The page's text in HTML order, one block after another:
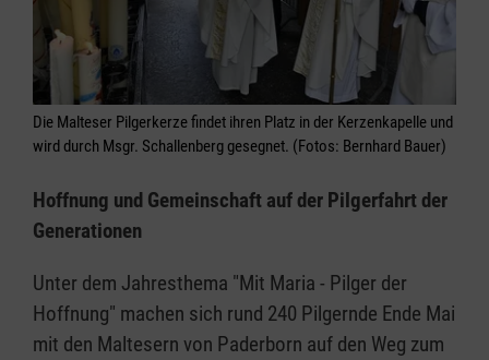
Die Malteser Pilgerkerze findet ihren Platz in der Kerzenkapelle und
wird durch Msgr. Schallenberg gesegnet. (Fotos: Bernhard Bauer)
Hoffnung und Gemeinschaft auf der Pilgerfahrt der
Generationen
Unter dem Jahresthema "Mit Maria - Pilger der
Hoffnung" machen sich rund 240 Pilgernde Ende Mai
mit den Maltesern von Paderborn auf den Weg zum